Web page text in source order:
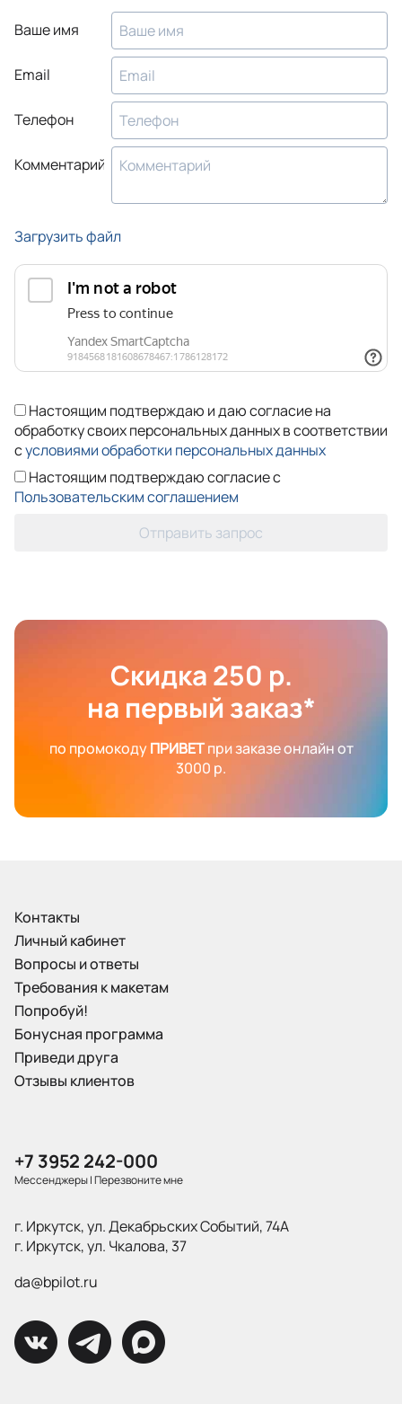
Ваше имя
Email
Телефон
Комментарий
Загрузить файл
Настоящим подтверждаю и даю согласие на
обработку своих персональных данных в соответствии
сусловиями обработки персональных данных
Настоящим подтверждаю согласие с
Пользовательским соглашением
Отправить запрос
Скидка 250 р.
на первый заказ*
по промокодуПРИВЕТпри заказе онлайн от
3000 р.
Контакты
Личный кабинет
Вопросы и ответы
Требования к макетам
Попробуй!
Бонусная программа
Приведи друга
Отзывы клиентов
+7 3952 242-000
Мессенджеры|Перезвоните мне
г. Иркутск, ул. Декабрьских Событий, 74А
г. Иркутск, ул. Чкалова, 37
da@bpilot.ru